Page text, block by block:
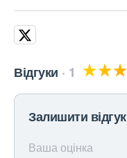
Відгуки 1
Залишити відгук
Ваша оцінка